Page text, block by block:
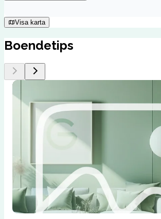
Visa karta
Boendetips